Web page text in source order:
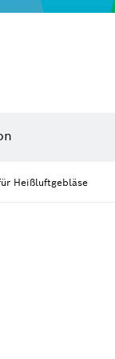
Heißluftgebläse